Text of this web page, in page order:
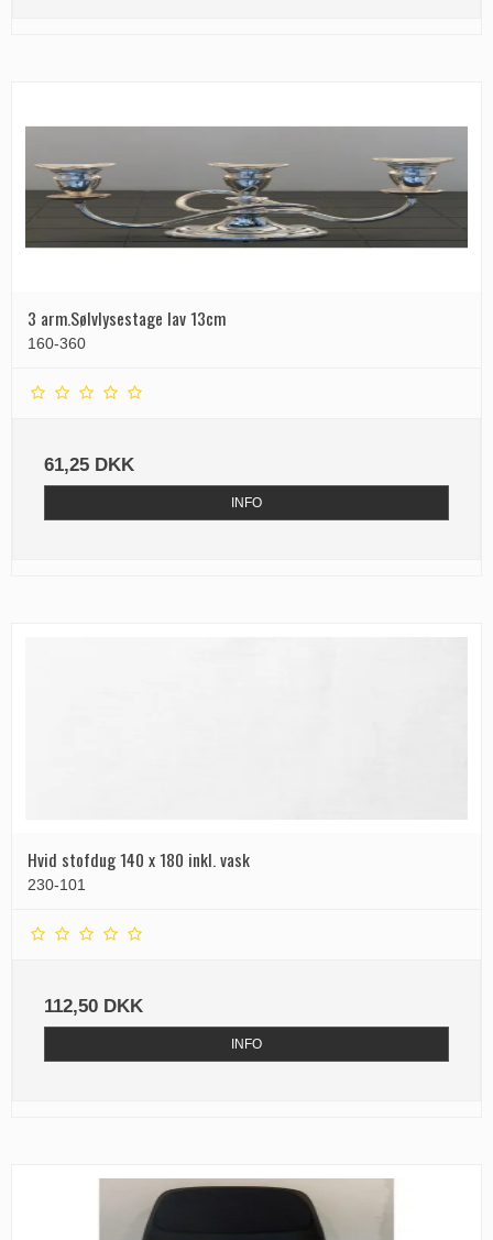
3 arm.Sølvlysestage lav 13cm
160-360
61,25 DKK
INFO
Hvid stofdug 140 x 180 inkl. vask
230-101
112,50 DKK
INFO